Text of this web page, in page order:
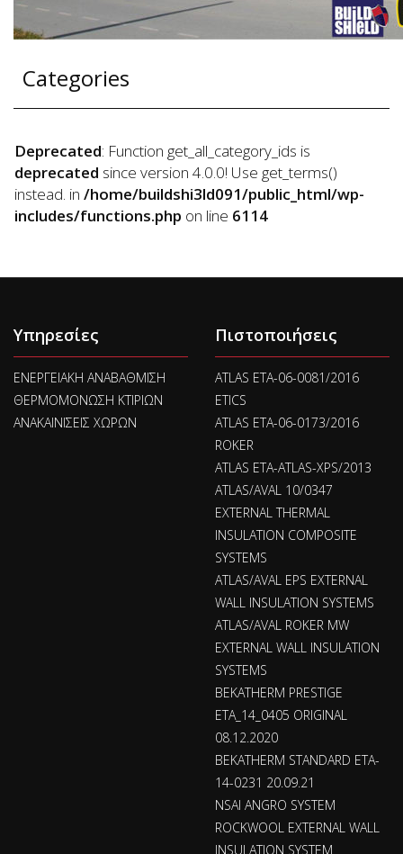
Categories
Deprecated: Function get_all_category_ids is
deprecated since version 4.0.0! Use get_terms()
instead. in /home/buildshi3ld091/public_html/wp-
includes/functions.php on line 6114
Υπηρεσίες
ΕΝΕΡΓΕΙΑΚΗ ΑΝΑΒΑΘΜΙΣΗ
ΘΕΡΜΟΜΟΝΩΣΗ ΚΤΙΡΙΩΝ
ΑΝΑΚΑΙΝΙΣΕΙΣ ΧΩΡΩΝ
Πιστοποιήσεις
ATLAS ETA-06-0081/2016
ETICS
ATLAS ETA-06-0173/2016
ROKER
ATLAS ETA-ATLAS-XPS/2013
ATLAS/AVAL 10/0347
EXTERNAL THERMAL
INSULATION COMPOSITE
SYSTEMS
ATLAS/AVAL EPS EXTERNAL
WALL INSULATION SYSTEMS
ATLAS/AVAL ROKER MW
EXTERNAL WALL INSULATION
SYSTEMS
BEKATHERM PRESTIGE
ETA_14_0405 ORIGINAL
08.12.2020
BEKATHERM STANDARD ETA-
14-0231 20.09.21
NSAI ANGRO SYSTEM
ROCKWOOL EXTERNAL WALL
INSULATION SYSTEM